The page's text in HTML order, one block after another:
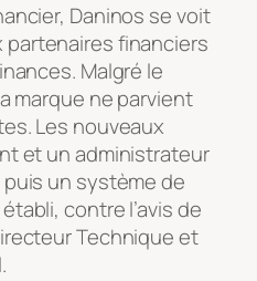
Daninos se voit
financiers
Malgré le
marque ne parvient
Les nouveaux
et un administrateur
un système de
contre l’avis de
Technique et